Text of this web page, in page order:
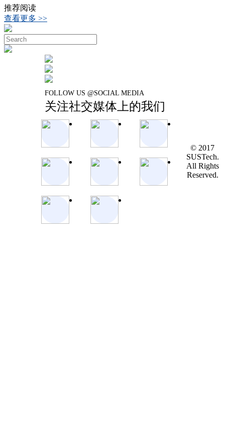
推荐阅读
查看更多 >>
FOLLOW US @SOCIAL MEDIA
关注社交媒体上的我们
© 2017
SUSTech.
All Rights
Reserved.